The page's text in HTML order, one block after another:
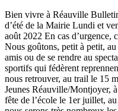
Bien vivre à Réauville
d’été de la Mairie Lundi et
août 2022 En cas d’urgence,
Nous goûtons, petit à petit,
amis ou de se rendre au
sportifs qui fédèrent
nous retrouver, au trail le 15
Jeunes Réauville/Montjoyer,
fête de l’école le 1er juillet,